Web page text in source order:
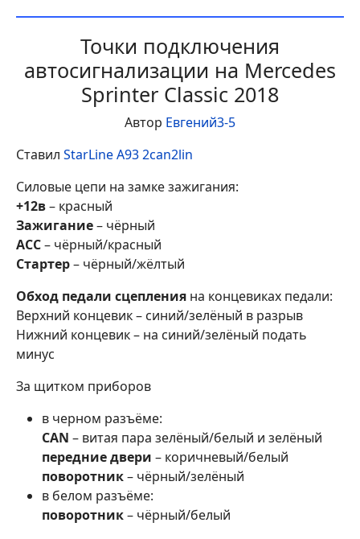
Точки подключения
автосигнализации на Mercedes
Sprinter Classic 2018
Автор Евгений3-5
Ставил StarLine A93 2can2lin
Силовые цепи на замке зажигания:
+12в– красный
Зажигание– чёрный
ACC– чёрный/красный
Стартер– чёрный/жёлтый
Обход педали сцепления на концевиках педали:
Верхний концевик – синий/зелёный в разрыв
Нижний концевик – на синий/зелёный подать
минус
За щитком приборов
в черном разъёме:
CAN – витая пара зелёный/белый и зелёный
передние двери – коричневый/белый
поворотник– чёрный/зелёный
в белом разъёме:
поворотник– чёрный/белый